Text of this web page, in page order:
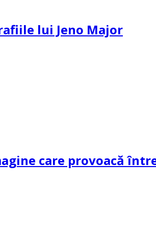
lui Jeno Major
care provoacă